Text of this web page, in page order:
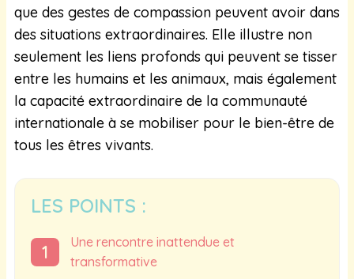
que des gestes de compassion peuvent avoir dans
des situations extraordinaires. Elle illustre non
seulement les liens profonds qui peuvent se tisser
entre les humains et les animaux, mais également
la capacité extraordinaire de la communauté
internationale à se mobiliser pour le bien-être de
tous les êtres vivants.
LES POINTS :
Une rencontre inattendue et
transformative